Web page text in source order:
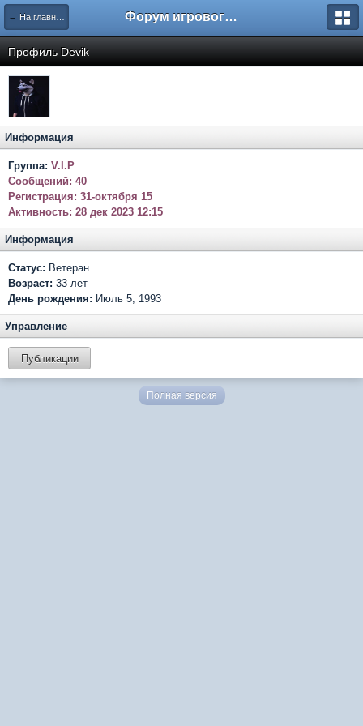
← На главную Форум игрового проекта Riverrise
Профиль Devik
Информация
Группа: V.I.P
Сообщений: 40
Регистрация: 31-октября 15
Активность: 28 дек 2023 12:15
Информация
Статус: Ветеран
Возраст: 33 лет
День рождения: Июль 5, 1993
Управление
Публикации
Полная версия